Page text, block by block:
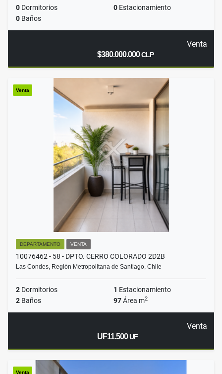
0 Dormitorios 0 Estacionamiento
0 Baños
Venta
$380.000.000CLP
Venta
DEPARTAMENTO VENTA
10076462 - 58 - DPTO. CERRO COLORADO 2D2B
Las Condes, Región Metropolitana de Santiago, Chile
2 Dormitorios 1 Estacionamiento
2 Baños 97Área m2
Venta
UF11.500UF
Venta